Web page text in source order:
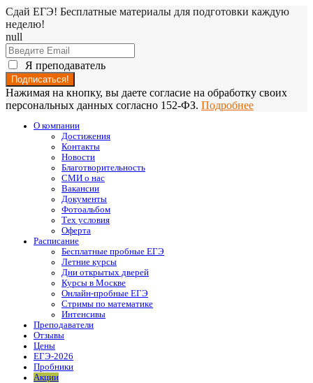
Сдай ЕГЭ! Бесплатные материалы для подготовки каждую
неделю!
null
Я преподаватель
Нажимая на кнопку, вы даете согласие на обработку своих
персональных данных согласно 152-ФЗ. Подробнее
О компании
Достижения
Контакты
Новости
Благотворительность
СМИ о нас
Вакансии
Документы
Фотоальбом
Тех условия
Оферта
Расписание
Бесплатные пробные ЕГЭ
Летние курсы
Дни открытых дверей
Курсы в Москве
Онлайн-пробные ЕГЭ
Стримы по математике
Интенсивы
Преподаватели
Отзывы
Цены
ЕГЭ-2026
Пробники
Акции